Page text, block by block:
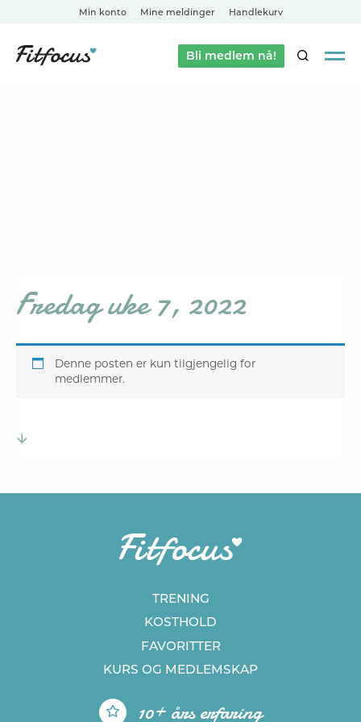
Min konto Mine meldinger Handlekurv
Bli medlem nå!SØK
Fredag uke 7, 2022
Denne posten er kun tilgjengelig for
medlemmer.
TRENING
KOSTHOLD
FAVORITTER
KURS OG MEDLEMSKAP
10+ års erfaring